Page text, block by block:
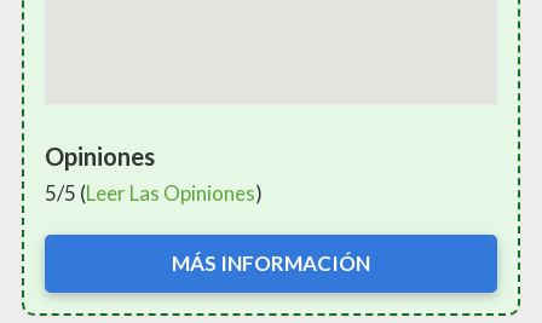
Opiniones
5/5 (Leer Las Opiniones)
MÁS INFORMACIÓN